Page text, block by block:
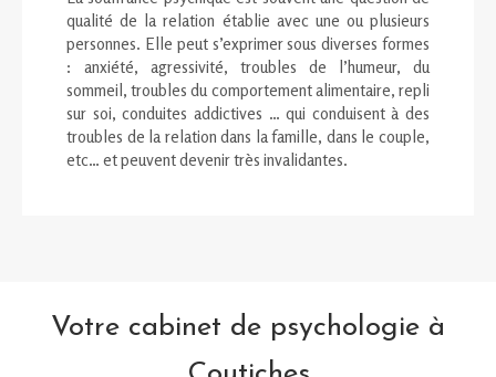
qualité de la relation établie avec une ou plusieurs
personnes. Elle peut s’exprimer sous diverses formes
: anxiété, agressivité, troubles de l’humeur, du
sommeil, troubles du comportement alimentaire, repli
sur soi, conduites addictives … qui conduisent à des
troubles de la relation dans la famille, dans le couple,
etc… et peuvent devenir très invalidantes.
Votre cabinet de psychologie à